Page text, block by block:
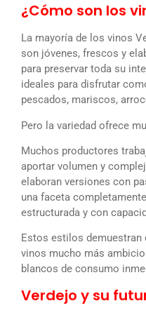
¿Cómo son los
La mayoría de los vinos
son jóvenes, frescos y
para preservar toda su
ideales para disfrutar
pescados, mariscos,
Pero la variedad ofrece
Muchos productores
aportar volumen y
elaboran versiones con
una faceta
estructurada y con
Estos estilos demuestran
vinos mucho más
blancos de consumo
Verdejo y su